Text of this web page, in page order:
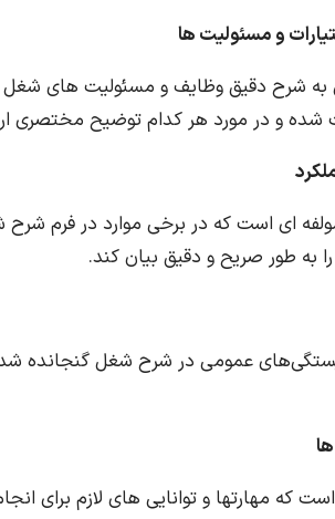
شرح دقیق وظایف و مسئولیت های شغل
و در مورد هر کدام توضیح مختصری
ای است که در برخی موارد در فرم
را به طور صریح و دقیق بیان کند.
عمومی در شرح شغل گنجانده
است که مهارتها و توانایی های لازم برای